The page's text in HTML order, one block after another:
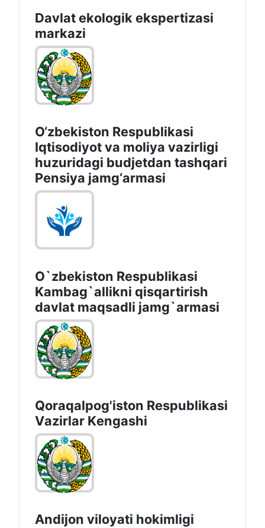
Davlat ekologik ekspertizasi
markazi
O‘zbekiston Respublikasi
Iqtisodiyot va moliya vazirligi
huzuridagi budjetdan tashqari
Pensiya jamg‘armasi
O`zbekiston Respublikasi
Kambag`allikni qisqartirish
davlat maqsadli jamg`armasi
Qoraqalpog'iston Rеspublikаsi
Vаzirlаr Kеngаshi
Andijon vilоyati hоkimligi